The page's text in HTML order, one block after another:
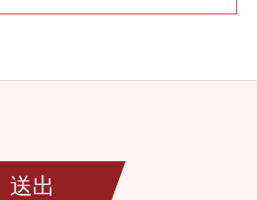
送出